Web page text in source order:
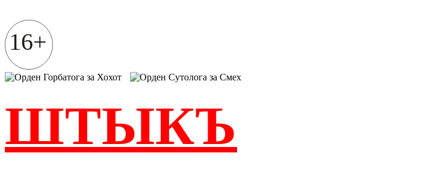
содержимому
16+
ШТЫКЪ